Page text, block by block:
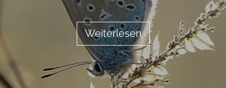
Weiterlesen